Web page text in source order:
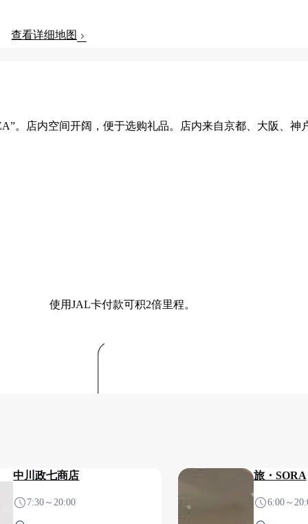
查看详细地图
。店内空间开阔，便于选购礼品。店内来自京都、大阪、神
使用JAL卡付款可积2倍里程。
中川政七商店
7:30～20:00
旅・SORA
6:00～